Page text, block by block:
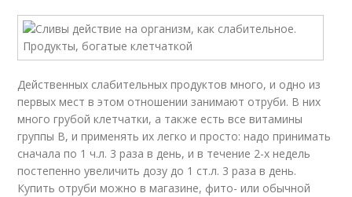
Действенных слабительных продуктов много, и одно из
первых мест в этом отношении занимают отруби. В них
много грубой клетчатки, а также есть все витамины
группы В, и применять их легко и просто: надо принимать
сначала по 1 ч.л. 3 раза в день, и в течение 2-х недель
постепенно увеличить дозу до 1 ст.л. 3 раза в день.
Купить отруби можно в магазине, фито- или обычной